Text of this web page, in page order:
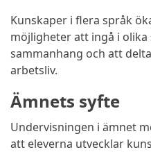
Kunskaper i flera språk
möjligheter att ingå i
sammanhang och att
arbetsliv.
Ämnets syfte
Undervisningen i ämnet
att eleverna utvecklar